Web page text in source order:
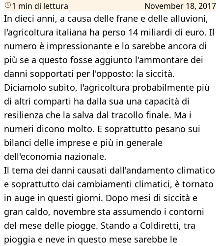
1 min di lettura November 18, 2017
In dieci anni, a causa delle frane e delle alluvioni,
l'agricoltura italiana ha perso 14 miliardi di euro. Il
numero è impressionante e lo sarebbe ancora di
più se a questo fosse aggiunto l'ammontare dei
danni sopportati per l'opposto: la siccità.
Diciamolo subito, l'agricoltura probabilmente più
di altri comparti ha dalla sua una capacità di
resilienza che la salva dal tracollo finale. Ma i
numeri dicono molto. E soprattutto pesano sui
bilanci delle imprese e più in generale
dell'economia nazionale.
Il tema dei danni causati dall'andamento climatico
e soprattutto dai cambiamenti climatici, è tornato
in auge in questi giorni. Dopo mesi di siccità e
gran caldo, novembre sta assumendo i contorni
del mese delle piogge. Stando a Coldiretti, tra
pioggia e neve in questo mese sarebbe le